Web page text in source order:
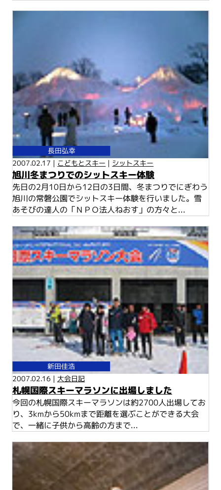
長田弘幸
2007.02.17 | こどもとスキー | シットスキー
旭川冬まつりでのシットスキー体験
先日の2月10日から12日の3日間、冬まつりでにぎわう
旭川の常磐公園でシットスキー体験を行いました。雪
あそびの達人の「ＮＰＯ法人ねおす」の方々と...
新田佳浩
2007.02.16 | 大会日記
札幌国際スキーマラソンに出場しました
今回の札幌国際スキーマラソンは約2700人出場してお
り、3kmから50kmまで距離を選ぶことができる大会
で、一緒に子供から高齢の方まで...